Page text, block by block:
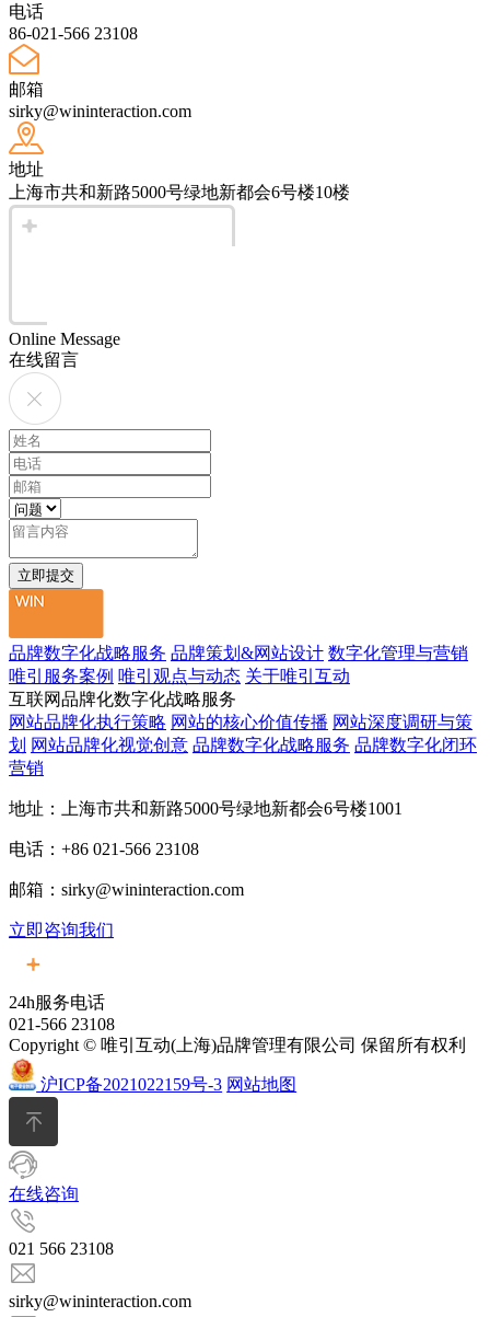
电话
86-021-566 23108
邮箱
sirky@wininteraction.com
地址
上海市共和新路5000号绿地新都会6号楼10楼
Online Message
在线留言
品牌数字化战略服务 品牌策划&网站设计 数字化管理与营销
唯引服务案例 唯引观点与动态 关于唯引互动
互联网品牌化数字化战略服务
网站品牌化执行策略 网站的核心价值传播 网站深度调研与策
划 网站品牌化视觉创意 品牌数字化战略服务 品牌数字化闭环
营销
地址：上海市共和新路5000号绿地新都会6号楼1001
电话：+86 021-566 23108
邮箱：sirky@wininteraction.com
立即咨询我们
24h服务电话
021-566 23108
Copyright © 唯引互动(上海)品牌管理有限公司 保留所有权利
沪ICP备2021022159号-3 网站地图
在线咨询
021 566 23108
sirky@wininteraction.com